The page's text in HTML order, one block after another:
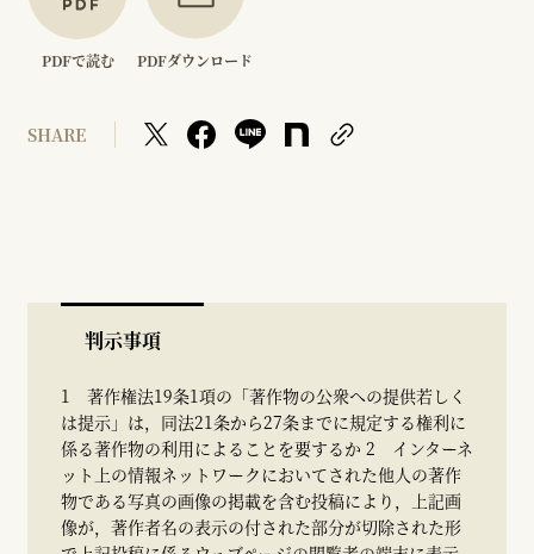
PDFで読む PDFダウンロード
SHARE
判示事項
1 著作権法19条1項の「著作物の公衆への提供若しく
は提示」は，同法21条から27条までに規定する権利に
係る著作物の利用によることを要するか 2 インターネ
ット上の情報ネットワークにおいてされた他人の著作
物である写真の画像の掲載を含む投稿により，上記画
像が，著作者名の表示の付された部分が切除された形